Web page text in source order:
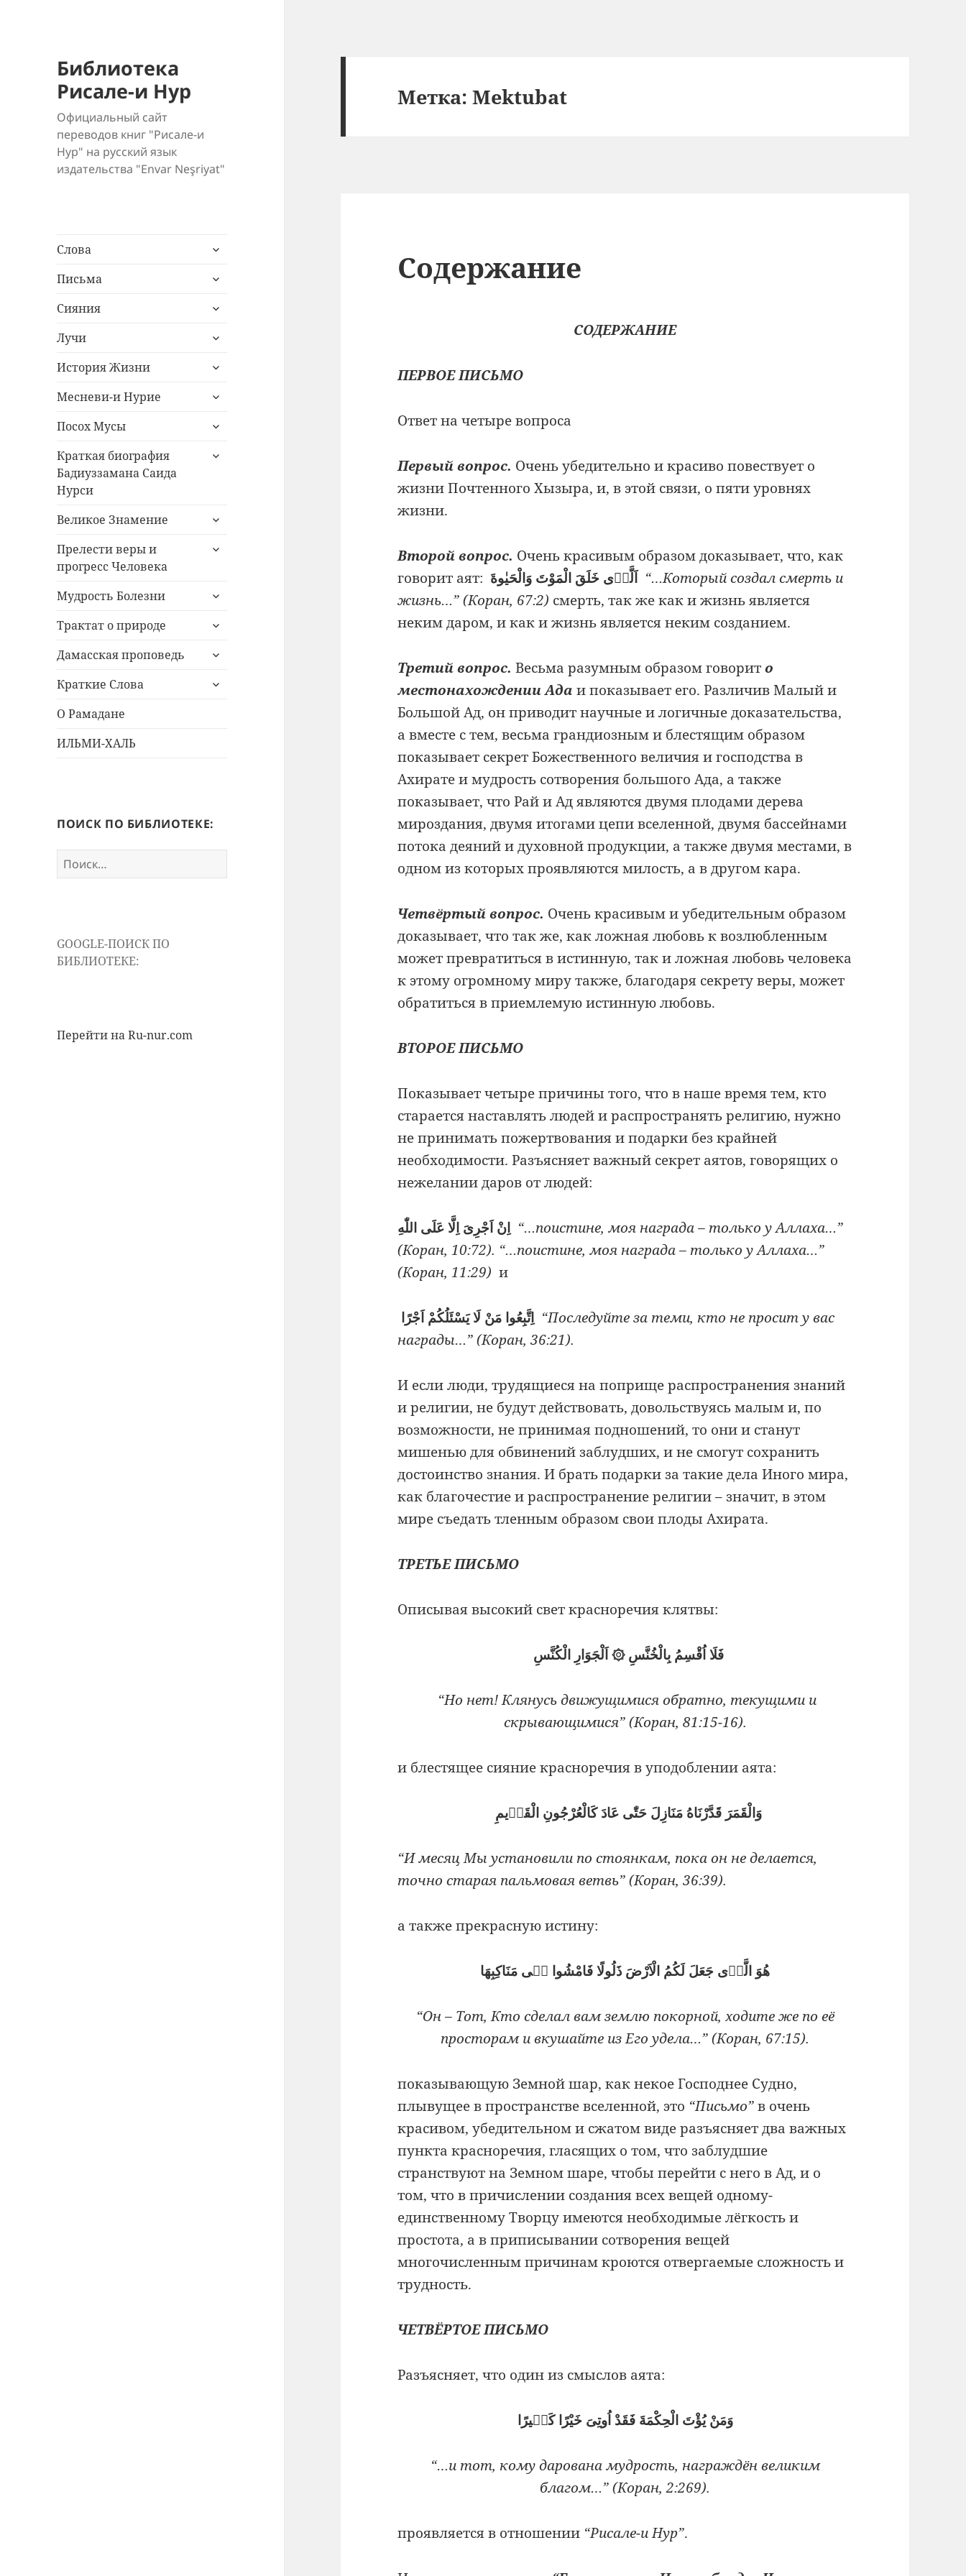
Библиотека
Рисале-и Нур
Официальный сайт
переводов книг "Рисале-и
Нур" на русский язык
издательства "Envar Neşriyat"
Слова
раскрыть
меню
Письма
раскрыть
меню
Сияния
раскрыть
меню
Лучи
раскрыть
меню
История Жизни
раскрыть
меню
Месневи-и Нурие
раскрыть
меню
Посох Мусы
раскрыть
меню
Краткая биография
Бадиуззамана Саида
Нурси
раскрыть
Великое Знамение
раскрыть
меню
Прелести веры и
прогресс Человека
раскрыть
Мудрость Болезни
раскрыть
меню
Трактат о природе
раскрыть
меню
Дамасская проповедь
раскрыть
меню
Краткие Слова
раскрыть
О Рамадане
ИЛЬМИ-ХАЛЬ
ПОИСК ПО БИБЛИОТЕКЕ:
Найти:
GOOGLE-ПОИСК ПО
БИБЛИОТЕКЕ:
Перейти на Ru-nur.com
Метка:Mektubat
Содержание
СОДЕРЖАНИЕ
ПЕРВОЕ ПИСЬМО
Ответ на четыре вопроса
Первый вопрос. Очень убедительно и красиво повествует о
жизни Почтенного Хызыра, и, в этой связи, о пяти уровнях
жизни.
Второй вопрос. Очень красивым образом доказывает, что, как
говорит аят: اَلَّذٖى خَلَقَ الْمَوْتَ وَالْحَيٰوةَ “…Который создал смерть и
жизнь…” (Коран, 67:2) смерть, так же как и жизнь является
неким даром, и как и жизнь является неким созданием.
Третий вопрос. Весьма разумным образом говорито
местонахождении Ада и показывает его. Различив Малый и
Большой Ад, он приводит научные и логичные доказательства,
а вместе с тем, весьма грандиозным и блестящим образом
показывает секрет Божественного величия и господства в
Ахирате и мудрость сотворения большого Ада, а также
показывает, что Рай и Ад являются двумя плодами дерева
мироздания, двумя итогами цепи вселенной, двумя бассейнами
потока деяний и духовной продукции, а также двумя местами, в
одном из которых проявляются милость, а в другом кара.
Четвёртый вопрос. Очень красивым и убедительным образом
доказывает, что так же, как ложная любовь к возлюбленным
может превратиться в истинную, так и ложная любовь человека
к этому огромному миру также, благодаря секрету веры, может
обратиться в приемлемую истинную любовь.
ВТОРОЕ ПИСЬМО
Показывает четыре причины того, что в наше время тем, кто
старается наставлять людей и распространять религию, нужно
не принимать пожертвования и подарки без крайней
необходимости. Разъясняет важный секрет аятов, говорящих о
нежелании даров от людей:
اِنْ اَجْرِىَ اِلَّا عَلَى اللّٰهِ “…поистине, моя награда – только у Аллаха…”
(Коран, 10:72). “…поистине, моя награда – только у Аллаха…”
(Коран, 11:29) и
اِتَّبِعُوا مَنْ لَا يَسْئَلُكُمْ اَجْرًا “Последуйте за теми, кто не просит у вас
награды…” (Коран, 36:21).
И если люди, трудящиеся на поприще распространения знаний
и религии, не будут действовать, довольствуясь малым и, по
возможности, не принимая подношений, то они и станут
мишенью для обвинений заблудших, и не смогут сохранить
достоинство знания. И брать подарки за такие дела Иного мира,
как благочестие и распространение религии – значит, в этом
мире съедать тленным образом свои плоды Ахирата.
ТРЕТЬЕ ПИСЬМО
Описывая высокий свет красноречия клятвы:
فَلَا اُقْسِمُ بِالْخُنَّسِ ۞ اَلْجَوَارِ الْكُنَّسِ
“Но нет! Клянусь движущимися обратно, текущими и
скрывающимися” (Коран, 81:15-16).
и блестящее сияние красноречия в уподоблении аята:
وَالْقَمَرَ قَدَّرْنَاهُ مَنَازِلَ حَتّٰى عَادَ كَالْعُرْجُونِ الْقَدٖيمِ
“И месяц Мы установили по стоянкам, пока он не делается,
точно старая пальмовая ветвь” (Коран, 36:39).
а также прекрасную истину:
هُوَ الَّذٖى جَعَلَ لَكُمُ الْاَرْضَ ذَلُولًا فَامْشُوا فٖى مَنَاكِبِهَا
“Он – Тот, Кто сделал вам землю покорной, ходите же по её
просторам и вкушайте из Его удела…” (Коран, 67:15).
показывающую Земной шар, как некое Господнее Судно,
плывущее в пространстве вселенной, это “Письмо”в очень
красивом, убедительном и сжатом виде разъясняет два важных
пункта красноречия, гласящих о том, что заблудшие
странствуют на Земном шаре, чтобы перейти с него в Ад, и о
том, что в причислении создания всех вещей одному-
единственному Творцу имеются необходимые лёгкость и
простота, а в приписывании сотворения вещей
многочисленным причинам кроются отвергаемые сложность и
трудность.
ЧЕТВЁРТОЕ ПИСЬМО
Разъясняет, что один из смыслов аята:
وَمَنْ يُؤْتَ الْحِكْمَةَ فَقَدْ اُوتِىَ خَيْرًا كَثٖيرًا
“…и тот, кому дарована мудрость, награждён великим
благом…” (Коран, 2:269).
проявляется в отношении “Рисале-и Нур”.